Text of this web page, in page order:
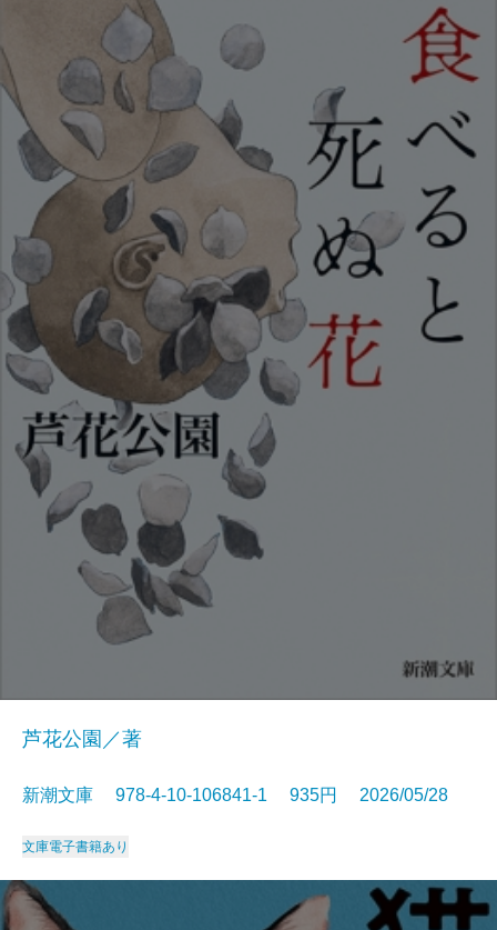
芦花公園／著
新潮文庫 978-4-10-106841-1 935円 2026/05/28
文庫電子書籍あり